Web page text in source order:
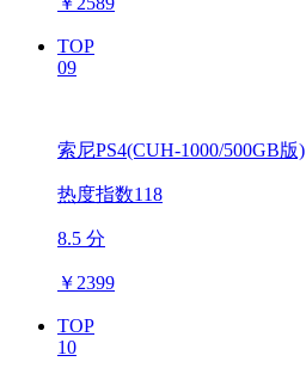
TOP
09
索尼PS4(CUH-1000/500GB版)
热度指数118
8.5 分
￥ 2399
TOP
10